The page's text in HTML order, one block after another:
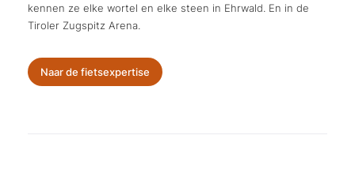
kennen ze elke wortel en elke steen in Ehrwald. En in de
Tiroler Zugspitz Arena.
Naar de fietsexpertise